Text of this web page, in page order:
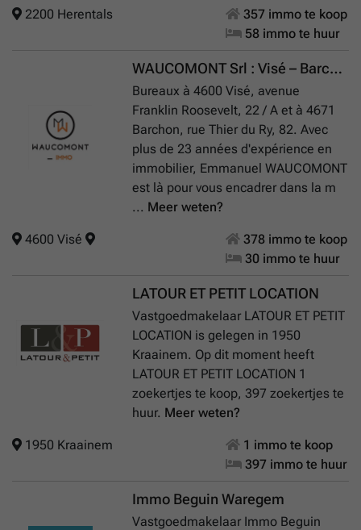
2200 Herentals
357 immo te koop
58 immo te huur
WAUCOMONT Srl : Visé – Barchon
Bureaux à 4600 Visé, avenue
Franklin Roosevelt, 22 / A et à 4671
Barchon, rue Thier du Ry, 82. Avec
plus de 23 années d'expérience en
immobilier, Emmanuel WAUCOMONT
est là pour vous encadrer dans la m
... Meer weten?
4600 Visé
378 immo te koop
30 immo te huur
LATOUR ET PETIT LOCATION
Vastgoedmakelaar LATOUR ET PETIT
LOCATION is gelegen in 1950
Kraainem. Op dit moment heeft
LATOUR ET PETIT LOCATION 1
zoekertjes te koop, 397 zoekertjes te
huur. Meer weten?
1950 Kraainem
1 immo te koop
397 immo te huur
Immo Beguin Waregem
Vastgoedmakelaar Immo Beguin